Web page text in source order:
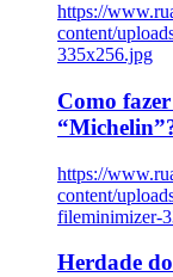
https://
content/
335x256.jpg
Como
https://
content/
fileminimizer-
Herdade